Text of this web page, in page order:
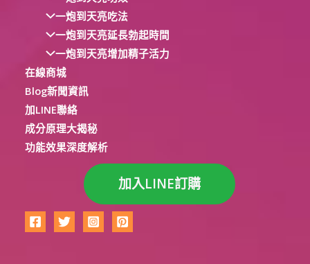
一炮到天亮吃法
一炮到天亮延長勃起時間
一炮到天亮增加精子活力
在線商城
Blog新聞資訊
加LINE聯絡
成分原理大揭秘
功能效果深度解析
加入LINE訂購